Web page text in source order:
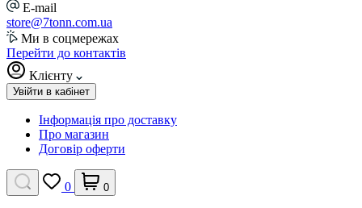
E-mail
store@7tonn.com.ua
Ми в соцмережах
Перейти до контактів
Клієнту
Увійти в кабінет
Інформація про доставку
Про магазин
Договір оферти
0 0